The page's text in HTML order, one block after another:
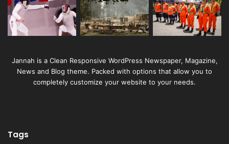
Jannah is a Clean Responsive WordPress Newspaper, Magazine,
News and Blog theme. Packed with options that allow you to
completely customize your website to your needs.
Tags